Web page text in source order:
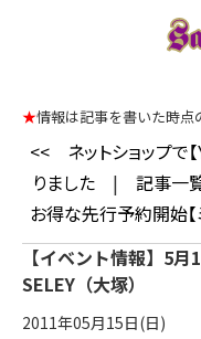
★情報は記事を書いた時点
<<
ネットショップで
りました| 記事一
お得な先行予約開始【
【イベント情報】5
SELEY（大塚）
2011年05月15日(日)